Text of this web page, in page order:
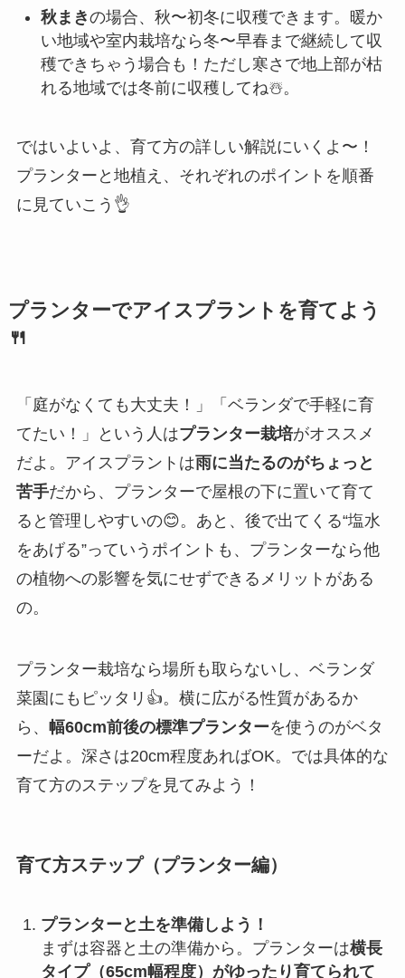
秋まきの場合、秋〜初冬に収穫できます。暖か
い地域や室内栽培なら冬〜早春まで継続して収
穫できちゃう場合も！ただし寒さで地上部が枯
れる地域では冬前に収穫してね☃️。
ではいよいよ、育て方の詳しい解説にいくよ〜！
プランターと地植え、それぞれのポイントを順番
に見ていこう👌
プランターでアイスプラントを育てよう
🍴
「庭がなくても大丈夫！」「ベランダで手軽に育
てたい！」という人はプランター栽培がオススメ
だよ。アイスプラントは雨に当たるのがちょっと
苦手だから、プランターで屋根の下に置いて育て
ると管理しやすいの😊。あと、後で出てくる“塩水
をあげる”っていうポイントも、プランターなら他
の植物への影響を気にせずできるメリットがある
の。
プランター栽培なら場所も取らないし、ベランダ
菜園にもピッタリ👍。横に広がる性質があるか
ら、 幅60cm前後の標準プランターを使うのがベタ
ーだよ。深さは20cm程度あればOK。では具体的な
育て方のステップを見てみよう！
育て方ステップ（プランター編）
プランターと土を準備しよう！
まずは容器と土の準備から。プランターは横長
タイプ（65cm幅程度）がゆったり育てられて